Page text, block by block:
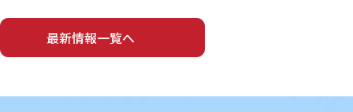
最新情報一覧へ